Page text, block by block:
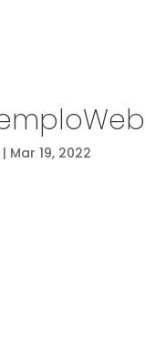
| Mar 19, 2022